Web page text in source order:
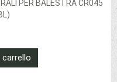
PER BALESTRA CR045
carrello